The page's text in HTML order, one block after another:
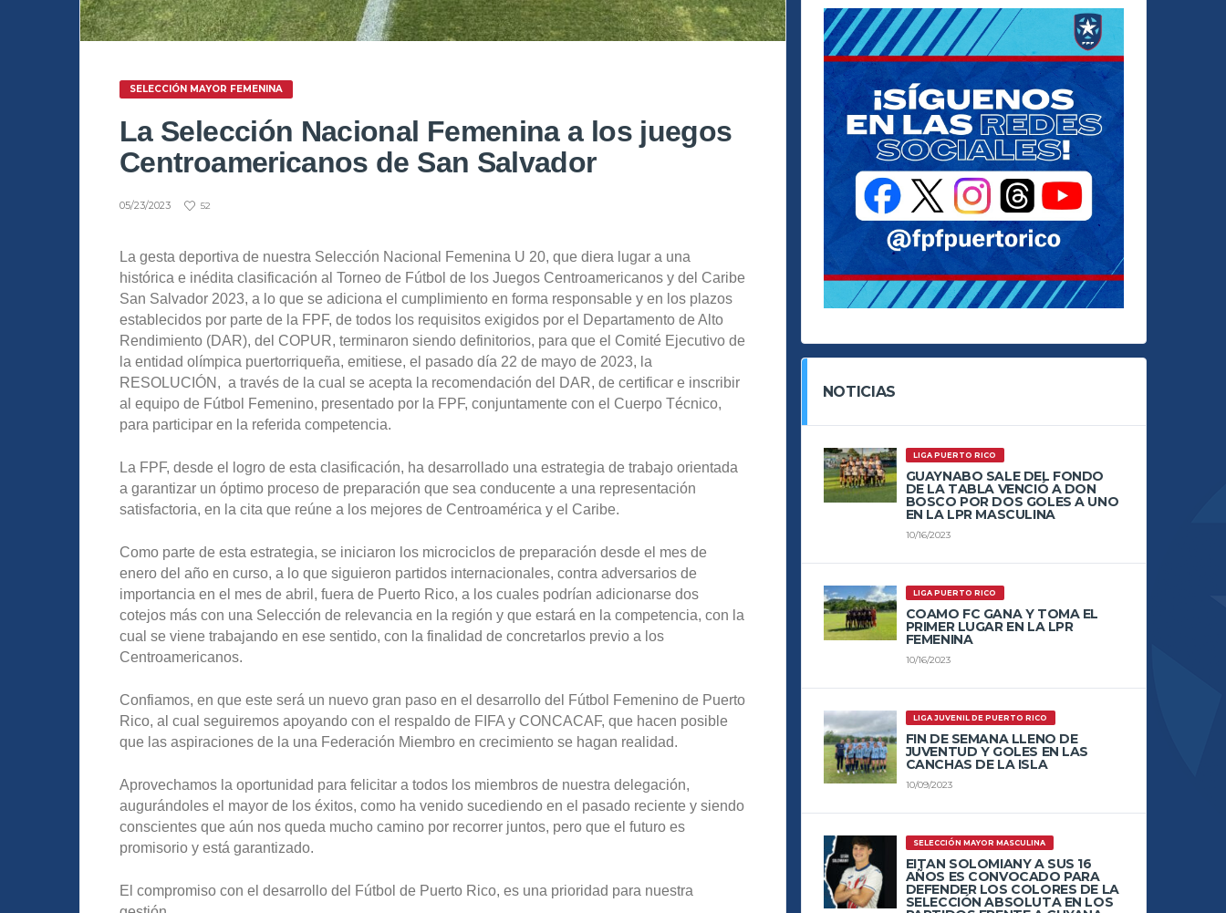
SELECCIÓN MAYOR FEMENINA
La Selección Nacional Femenina a los juegos
Centroamericanos de San Salvador
05/23/2023 52
La gesta deportiva de nuestra Selección Nacional Femenina U 20, que diera lugar a una
histórica e inédita clasificación al Torneo de Fútbol de los Juegos Centroamericanos y del Caribe
San Salvador 2023, a lo que se adiciona el cumplimiento en forma responsable y en los plazos
establecidos por parte de la FPF, de todos los requisitos exigidos por el Departamento de Alto
Rendimiento (DAR), del COPUR, terminaron siendo definitorios, para que el Comité Ejecutivo de
la entidad olímpica puertorriqueña, emitiese, el pasado día 22 de mayo de 2023, la
RESOLUCIÓN, a través de la cual se acepta la recomendación del DAR, de certificar e inscribir
al equipo de Fútbol Femenino, presentado por la FPF, conjuntamente con el Cuerpo Técnico,
para participar en la referida competencia.
La FPF, desde el logro de esta clasificación, ha desarrollado una estrategia de trabajo orientada
a garantizar un óptimo proceso de preparación que sea conducente a una representación
satisfactoria, en la cita que reúne a los mejores de Centroamérica y el Caribe.
Como parte de esta estrategia, se iniciaron los microciclos de preparación desde el mes de
enero del año en curso, a lo que siguieron partidos internacionales, contra adversarios de
importancia en el mes de abril, fuera de Puerto Rico, a los cuales podrían adicionarse dos
cotejos más con una Selección de relevancia en la región y que estará en la competencia, con la
cual se viene trabajando en ese sentido, con la finalidad de concretarlos previo a los
Centroamericanos.
Confiamos, en que este será un nuevo gran paso en el desarrollo del Fútbol Femenino de Puerto
Rico, al cual seguiremos apoyando con el respaldo de FIFA y CONCACAF, que hacen posible
que las aspiraciones de la una Federación Miembro en crecimiento se hagan realidad.
Aprovechamos la oportunidad para felicitar a todos los miembros de nuestra delegación,
augurándoles el mayor de los éxitos, como ha venido sucediendo en el pasado reciente y siendo
conscientes que aún nos queda mucho camino por recorrer juntos, pero que el futuro es
promisorio y está garantizado.
El compromiso con el desarrollo del Fútbol de Puerto Rico, es una prioridad para nuestra
NOTICIAS
LIGA PUERTO RICO
GUAYNABO SALE DEL FONDO
DE LA TABLA VENCIÓ A DON
BOSCO POR DOS GOLES A UNO
EN LA LPR MASCULINA
10/16/2023
LIGA PUERTO RICO
COAMO FC GANA Y TOMA EL
PRIMER LUGAR EN LA LPR
FEMENINA
10/16/2023
LIGA JUVENIL DE PUERTO RICO
FIN DE SEMANA LLENO DE
JUVENTUD Y GOLES EN LAS
CANCHAS DE LA ISLA
10/09/2023
SELECCIÓN MAYOR MASCULINA
EITAN SOLOMIANY A SUS 16
AÑOS ES CONVOCADO PARA
DEFENDER LOS COLORES DE LA
SELECCIÓN ABSOLUTA EN LOS